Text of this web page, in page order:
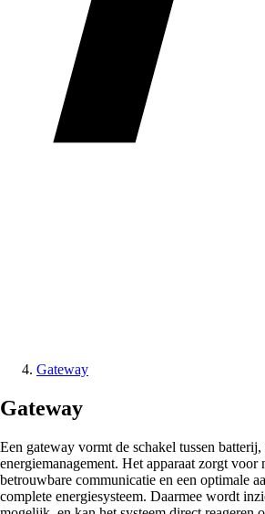
Gateway
Gateway
Een gateway vormt de schakel tussen
energiemanagement. Het apparaat zorgt voor
betrouwbare communicatie en een optimale
complete energiesysteem. Daarmee wordt